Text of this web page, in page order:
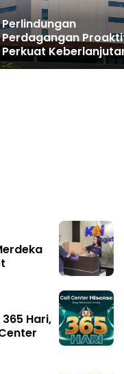
Perlindungan
Perdagangan
Perkuat
Bisnis Krakatau Steel
Hari,